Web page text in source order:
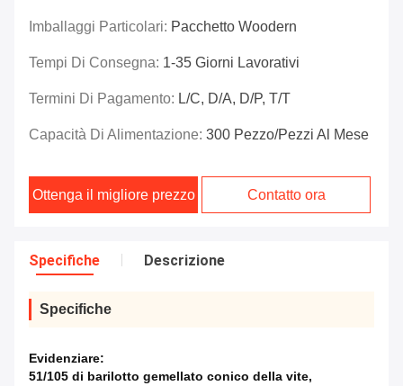
Imballaggi Particolari: Pacchetto Woodern
Tempi Di Consegna: 1-35 Giorni Lavorativi
Termini Di Pagamento: L/C, D/A, D/P, T/T
Capacità Di Alimentazione: 300 Pezzo/pezzi Al Mese
Ottenga il migliore prezzo Contatto ora
Specifiche Descrizione
Specifiche
Evidenziare:
51/105 di barilotto gemellato conico della vite,